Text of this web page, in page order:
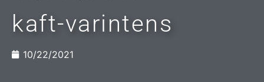
kaft-varintens
10/22/2021